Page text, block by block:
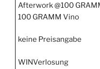
Afterwork @100
100 GRAMM Vino
keine Preisangabe
WINVerlosung